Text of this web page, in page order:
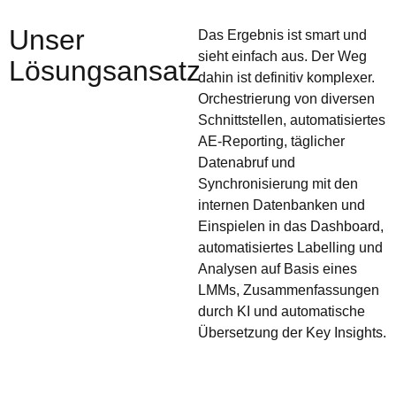
Unser
Lösungsansatz
Das Ergebnis ist smart und
sieht einfach aus. Der Weg
dahin ist definitiv komplexer.
Orchestrierung von diversen
Schnittstellen, automatisiertes
AE-Reporting, täglicher
Datenabruf und
Synchronisierung mit den
internen Datenbanken und
Einspielen in das Dashboard,
automatisiertes Labelling und
Analysen auf Basis eines
LMMs, Zusammenfassungen
durch KI und automatische
Übersetzung der Key Insights.